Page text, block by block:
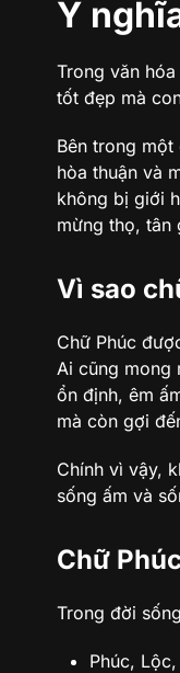
Ý
Trong văn
tốt đẹp mà
Bên trong
hòa thuận và
không bị giới
mừng thọ, tân
Vì sao
Chữ Phúc
Ai cũng mong
ổn định, êm
mà còn gợi
Chính vì vậy,
sống ấm và
Chữ
Trong đời
Phúc,